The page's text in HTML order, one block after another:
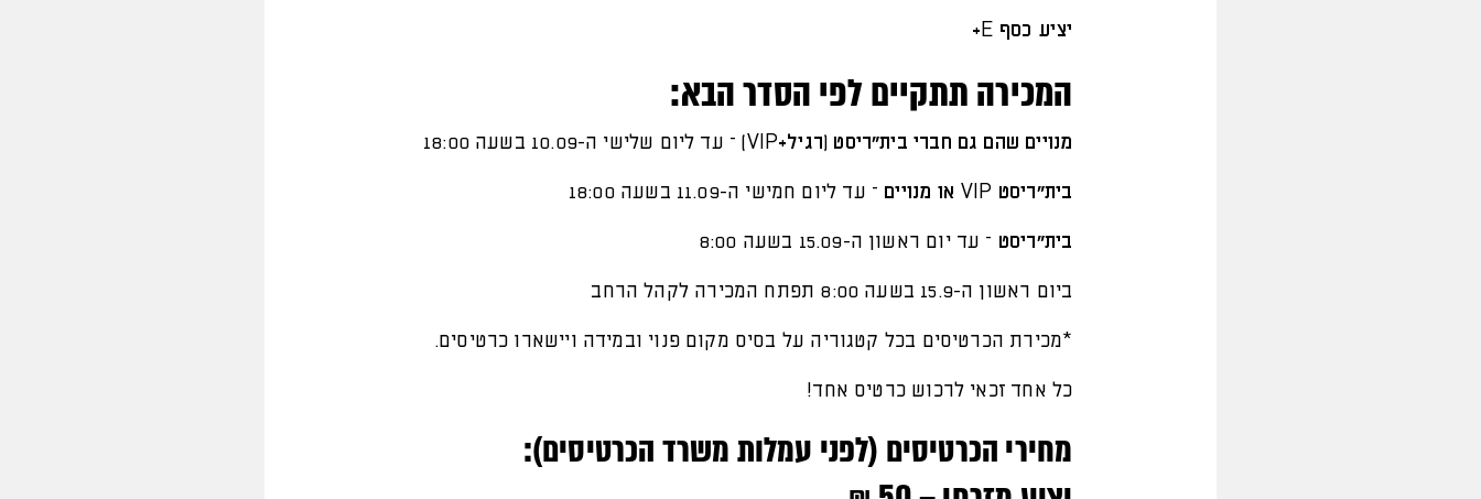
יציע כסף E+
המכירה תתקיים לפי הסדר הבא:
מנויים שהם גם חברי בית"ריסט (רגיל+VIP) – עד ליום שלישי ה-10.09 בשעה 18:00
בית"ריסט VIP או מנויים – עד ליום חמישי ה-11.09 בשעה 18:00
בית"ריסט – עד יום ראשון ה-15.09 בשעה 8:00
ביום ראשון ה-15.9 בשעה 8:00 תפתח המכירה לקהל הרחב
*מכירת הכרטיסים בכל קטגוריה על בסיס מקום פנוי ובמידה ויישארו כרטיסים.
כל אחד זכאי לרכוש כרטיס אחד!
מחירי הכרטיסים (לפני עמלות משרד הכרטיסים):